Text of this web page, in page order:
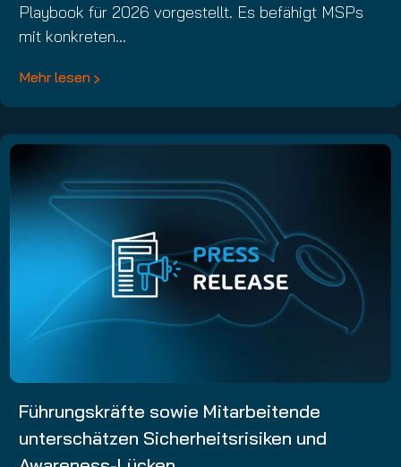
Playbook für 2026 vorgestellt. Es befähigt MSPs
mit konkreten…
Mehr lesen
Führungskräfte sowie Mitarbeitende
unterschätzen Sicherheitsrisiken und